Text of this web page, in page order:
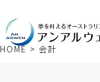
HOME > 会計